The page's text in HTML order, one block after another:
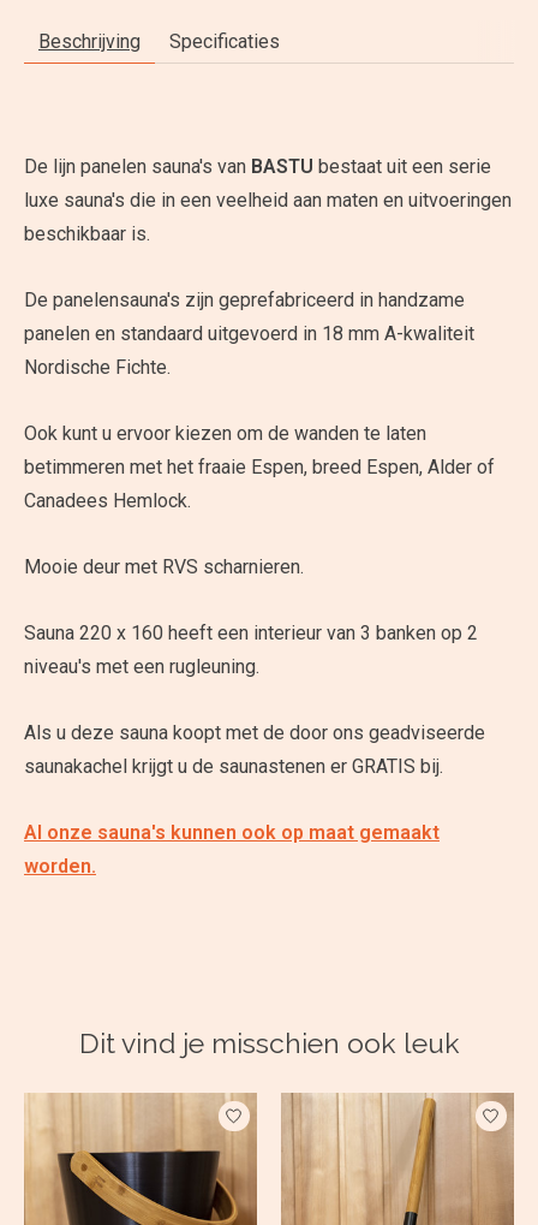
Beschrijving Specificaties
De lijn panelen sauna's van BASTU bestaat uit een serie
luxe sauna's die in een veelheid aan maten en uitvoeringen
beschikbaar is.
De panelensauna's zijn geprefabriceerd in handzame
panelen en standaard uitgevoerd in 18 mm A-kwaliteit
Nordische Fichte.
Ook kunt u ervoor kiezen om de wanden te laten
betimmeren met het fraaie Espen, breed Espen, Alder of
Canadees Hemlock.
Mooie deur met RVS scharnieren.
Sauna 220 x 160 heeft een interieur van 3 banken op 2
niveau's met een rugleuning.
Als u deze sauna koopt met de door ons geadviseerde
saunakachel krijgt u de saunastenen er GRATIS bij.
Al onze sauna's kunnen ook op maat gemaakt
worden.
Dit vind je misschien ook leuk
Items van productcarrousel